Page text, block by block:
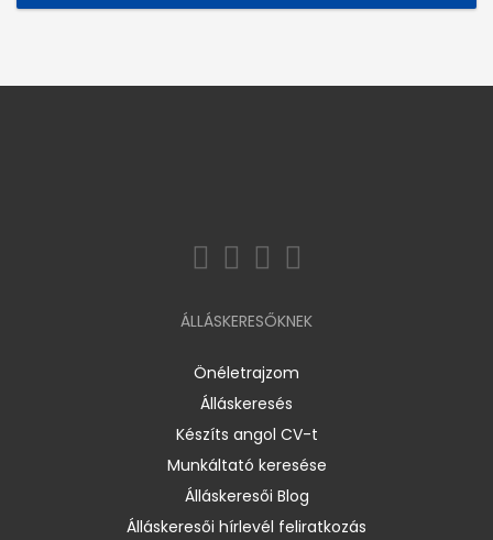
ÁLLÁSKERESŐKNEK
Önéletrajzom
Álláskeresés
Készíts angol CV-t
Munkáltató keresése
Álláskeresői Blog
Álláskeresői hírlevél feliratkozás